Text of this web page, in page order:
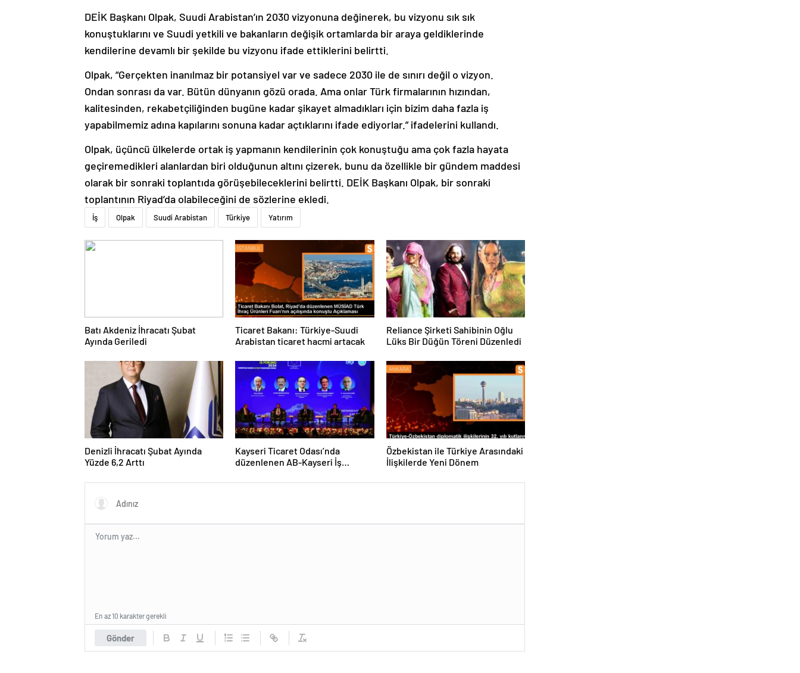
DEİK Başkanı Olpak, Suudi Arabistan’ın 2030 vizyonuna değinerek, bu vizyonu sık sık
konuştuklarını ve Suudi yetkili ve bakanların değişik ortamlarda bir araya geldiklerinde
kendilerine devamlı bir şekilde bu vizyonu ifade ettiklerini belirtti.
Olpak, “Gerçekten inanılmaz bir potansiyel var ve sadece 2030 ile de sınırı değil o vizyon.
Ondan sonrası da var. Bütün dünyanın gözü orada. Ama onlar Türk firmalarının hızından,
kalitesinden, rekabetçiliğinden bugüne kadar şikayet almadıkları için bizim daha fazla iş
yapabilmemiz adına kapılarını sonuna kadar açtıklarını ifade ediyorlar.” ifadelerini kullandı.
Olpak, üçüncü ülkelerde ortak iş yapmanın kendilerinin çok konuştuğu ama çok fazla hayata
geçiremedikleri alanlardan biri olduğunun altını çizerek, bunu da özellikle bir gündem maddesi
olarak bir sonraki toplantıda görüşebileceklerini belirtti. DEİK Başkanı Olpak, bir sonraki
toplantının Riyad’da olabileceğini de sözlerine ekledi.
İş Olpak Suudi Arabistan Türkiye Yatırım
Batı Akdeniz İhracatı Şubat
Ayında Geriledi
Ticaret Bakanı: Türkiye-Suudi
Arabistan ticaret hacmi artacak
Reliance Şirketi Sahibinin Oğlu
Lüks Bir Düğün Töreni Düzenledi
Denizli İhracatı Şubat Ayında
Yüzde 6,2 Arttı
Kayseri Ticaret Odası’nda
düzenlenen AB-Kayseri İş
dijitalleşme vurgusu yapıldı
Özbekistan ile Türkiye Arasındaki
İlişkilerde Yeni Dönem
Gönder
En az 10 karakter gerekli